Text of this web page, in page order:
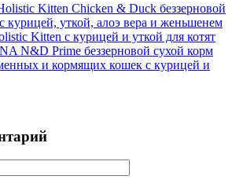
Kitten Chicken & Duck беззерновой
курицей, уткой, алоэ вера и женьшенем
Kitten с курицей и уткой для котят
N&D Prime беззерновой сухой корм
и кормящих кошек с курицей и